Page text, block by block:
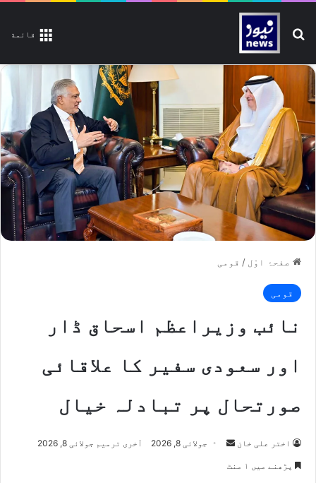
قائمة تلاش کیجیے
صفحۂ اوّل / قومی
قومی
نائب وزیراعظم اسحاق ڈار
اور سعودی سفیر کا علاقائی
صورتحال پر تبادلہ خیال
اختر علی خان
Send جولائی 8, 2026 آخری ترمیم جولائی 8, 2026
پڑھنے میں ۱ منٹ